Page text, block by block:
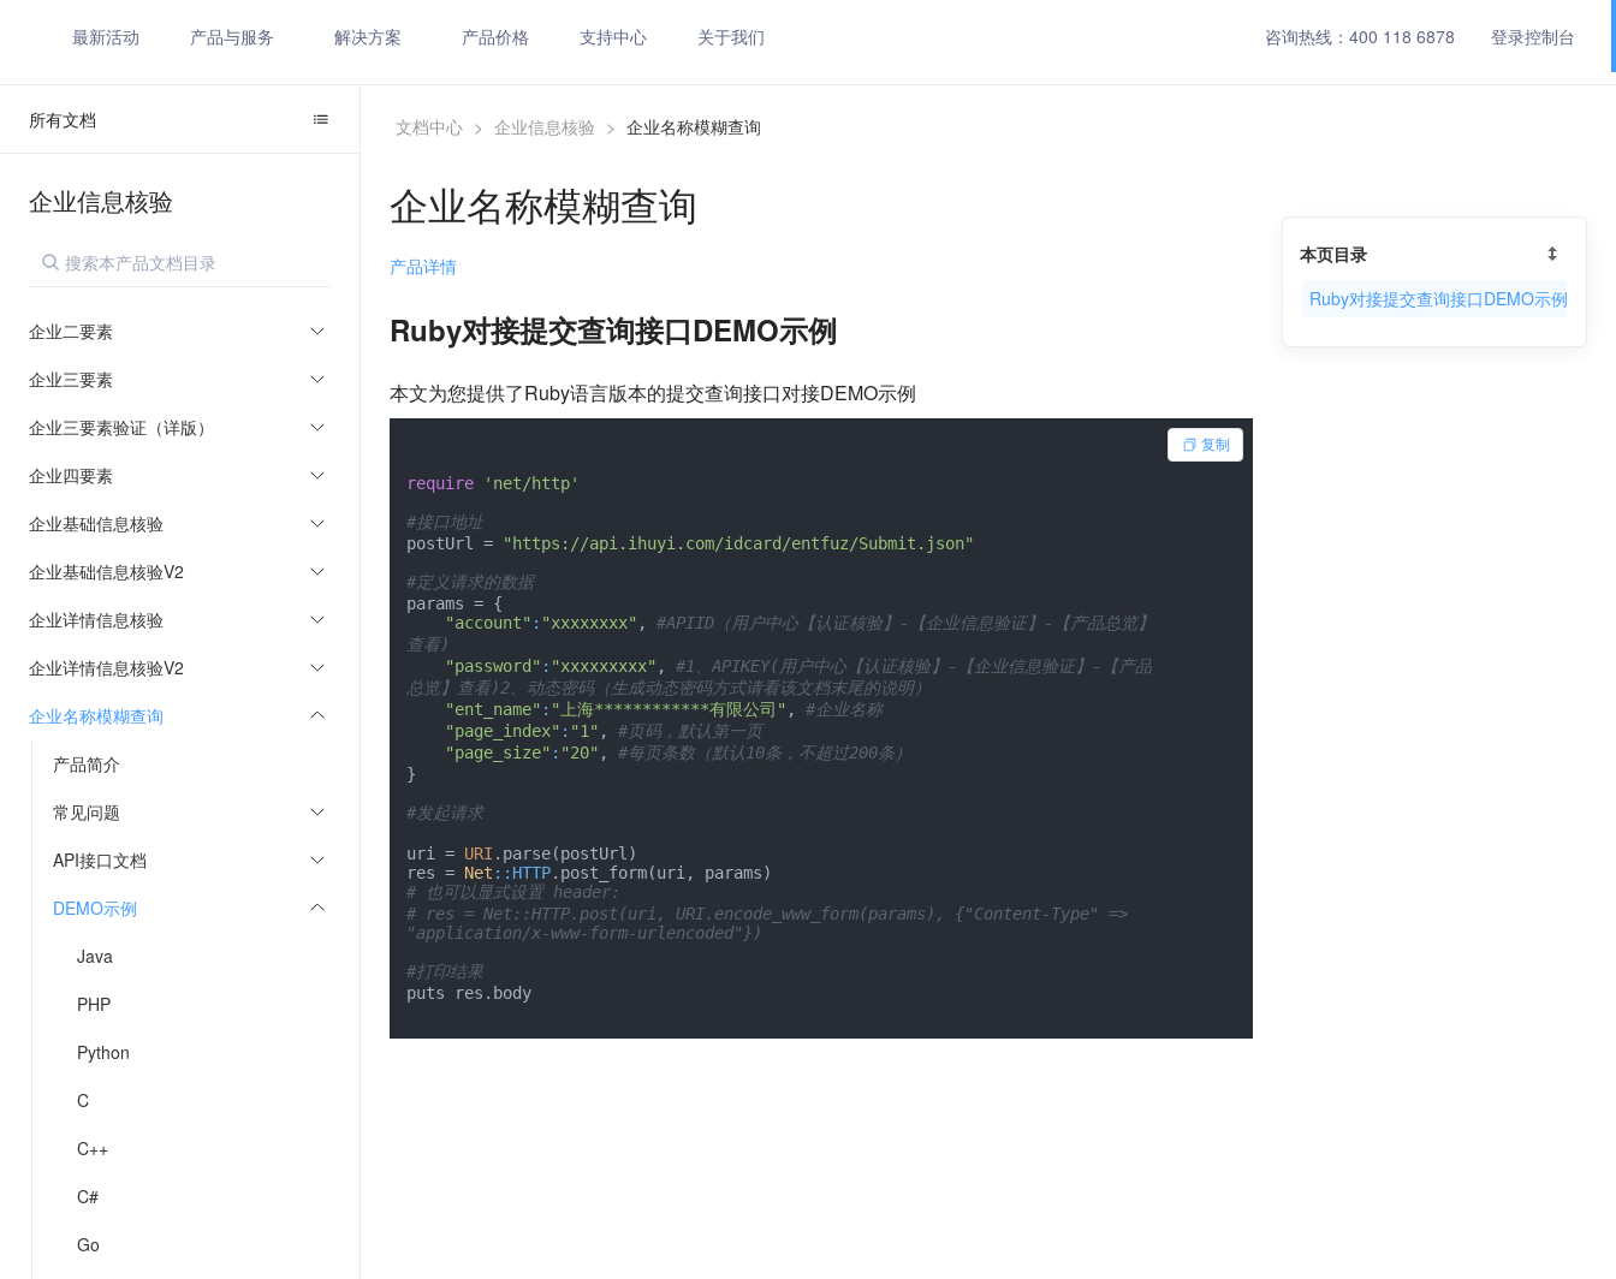
最新活动 产品与服务 解决方案 产品价格 支持中心 关于我们 咨询热线： 400 118 6878 登录控制台
所有文档
企业信息核验
企业二要素
企业三要素
企业三要素验证（详版）
企业四要素
企业基础信息核验
企业基础信息核验V2
企业详情信息核验
企业详情信息核验V2
企业名称模糊查询
产品简介
常见问题
API接口文档
DEMO示例
Java
PHP
Python
C
C++
C#
Go
文档中心 > 企业信息核验 > 企业名称模糊查询
企业名称模糊查询
产品详情
Ruby对接提交查询接口DEMO示例
本文为您提供了Ruby语言版本的提交查询接口对接DEMO示例
require
'net/http'
#接口地址
postUrl =
"https://api.ihuyi.com/idcard/entfuz/Submit.json"
#定义请求的数据
params = {
"account" : "xxxxxxxx" , #APIID（用户中心【认证核验】-【企业信息验证】-【产品总览】
查看)
"password" : "xxxxxxxxx" , #1、APIKEY(用户中心【认证核验】-【企业信息验证】-【产品
总览】查看)2、动态密码（生成动态密码方式请看该文档末尾的说明）
"ent_name" : "上海************有限公司" , #企业名称
"page_index" : "1" , #页码，默认第一页
"page_size" : "20" , #每页条数（默认10条，不超过200条）
}
#发起请求
uri = URI .parse(postUrl)
res = Net : :HTTP
# 也可以显式设置 header:
# res = Net::HTTP.post(uri, URI.encode_www_form(params), {"Content-Type" =>
"application/x-www-form-urlencoded"})
#打印结果
puts res.body
复制
本页目录
Ruby对接提交查询接口DEMO示例